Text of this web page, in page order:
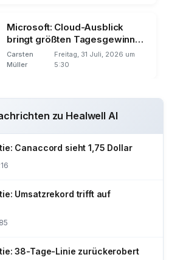
Microsoft: Cloud-Ausblick
bringt größten Tagesgewinn
der Börsengeschichte
Carsten
Müller
Freitag, 31 Juli, 2026 um
5:30
zu Healwell AI
Canaccord sieht 1,75 Dollar
Umsatzrekord trifft auf
38-Tage-Linie zurückerobert